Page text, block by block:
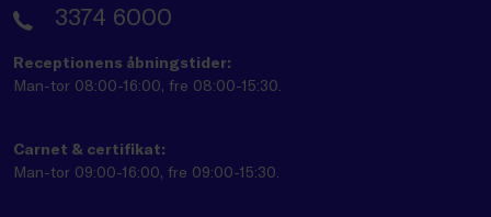
3374 6000
Receptionens åbningstider:
Man-tor 08:00-16:00, fre 08:00-15:30.
Carnet & certifikat:
Man-tor 09:00-16:00, fre 09:00-15:30.